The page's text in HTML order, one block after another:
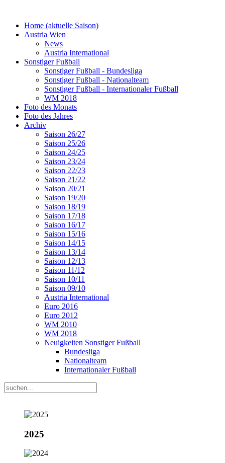
Home (aktuelle Saison)
Austria Wien
News
Austria International
Sonstiger Fußball
Sonstiger Fußball - Bundesliga
Sonstiger Fußball - Nationalteam
Sonstiger Fußball - Internationaler Fußball
WM 2018
Foto des Monats
Foto des Jahres
Archiv
Saison 26/27
Saison 25/26
Saison 24/25
Saison 23/24
Saison 22/23
Saison 21/22
Saison 20/21
Saison 19/20
Saison 18/19
Saison 17/18
Saison 16/17
Saison 15/16
Saison 14/15
Saison 13/14
Saison 12/13
Saison 11/12
Saison 10/11
Saison 09/10
Austria International
Euro 2016
Euro 2012
WM 2010
WM 2018
Neuigkeiten Sonstiger Fußball
Bundesliga
Nationalteam
Internationaler Fußball
2025